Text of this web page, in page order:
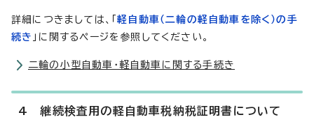
詳細につきましては、「軽自動車（二輪の軽自動車を除く）の手
続き 」に関するページを参照してください。
二輪の小型自動車・軽自動車に関する手続き
4 継続検査用の軽自動車税納税証明書について